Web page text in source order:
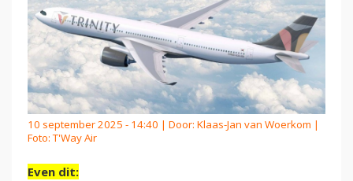
10 september 2025 - 14:40 | Door: Klaas-Jan van Woerkom |
Foto: T'Way Air
Even dit: